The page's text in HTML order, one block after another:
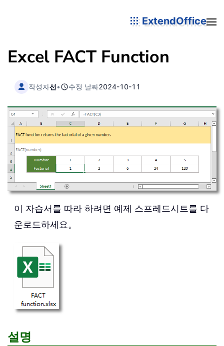
ExtendOffice
Excel FACT Function
작성자선• 수정 날짜2024-10-11
이 자습서를 따라 하려면 예제 스프레드시트를 다
운로드하세요。
설명